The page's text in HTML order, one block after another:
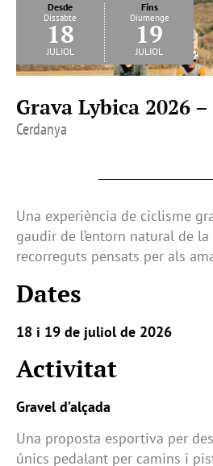
Desde
Dissabte
18
juliol
Fins
Diumenge
19
juliol
Grava Lybica 2026
Cerdanya
Una experiència de ciclisme
gaudir de l’entorn natural de la
recorreguts pensats per als
Dates
18 i 19 de juliol de 2026
Activitat
Gravel d’alçada
Una proposta esportiva per
únics pedalant per camins i